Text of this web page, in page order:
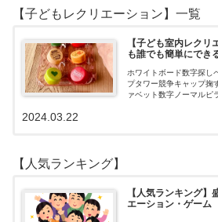
【子どもレクリエーション】一覧
【子ども室内レク
も誰でも簡単にでき
ホワイトボード数字探し
プタワー競争キャップ掬
ァベット数字ノーマルピ
2024.03.22
【人気ランキング】
【人気ランキング】
エーション・ゲーム